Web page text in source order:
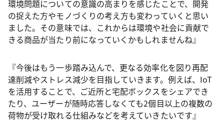
環境問題についての意識の高まりを感じたことで、開発
の捉えた方やモノづくりの考え方も変わっていくと思い
ました。その意味では、これからは環境や社会に貢献で
きる商品が当たり前になっていくかもしれませんね』
『今後はもう一歩踏み込んで、更なる効率化を図り再配
達削減やストレス減少を目指していきます。例えば、IoT
を活用することで、ご近所と宅配ボックスをシェアでき
たり、ユーザーが随時応答しなくても2個目以上の複数の
荷物が受け取れる仕組みなどを考えていきたいです』